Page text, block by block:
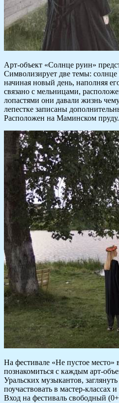
Арт-объект «Солнце руин»
Символизирует две темы: солнце
начиная новый день, наполняя
связано с мельницами,
лопастями они давали жизнь
лепестке записаны
Расположен на Маминском пруду.
На фестивале «Не пустое
познакомиться с каждым арт-
Уральских музыкантов,
поучаствовать в мастер-классах
Вход на фестиваль свободный